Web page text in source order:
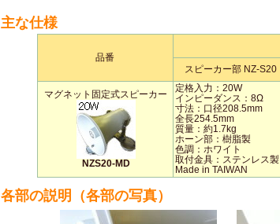
主な仕様
品番
スピーカー部 NZ-S20
マグネット固定式スピーカー
NZS20-MD
定格入力：20W
インピーダンス：8Ω
寸法：口径208.5mm
全長254.5mm
質量：約1.7kg
ホーン部：樹脂製
色調：ホワイト
取付金具：ステンレス製
Made in TAIWAN
各部の説明（各部の写真）